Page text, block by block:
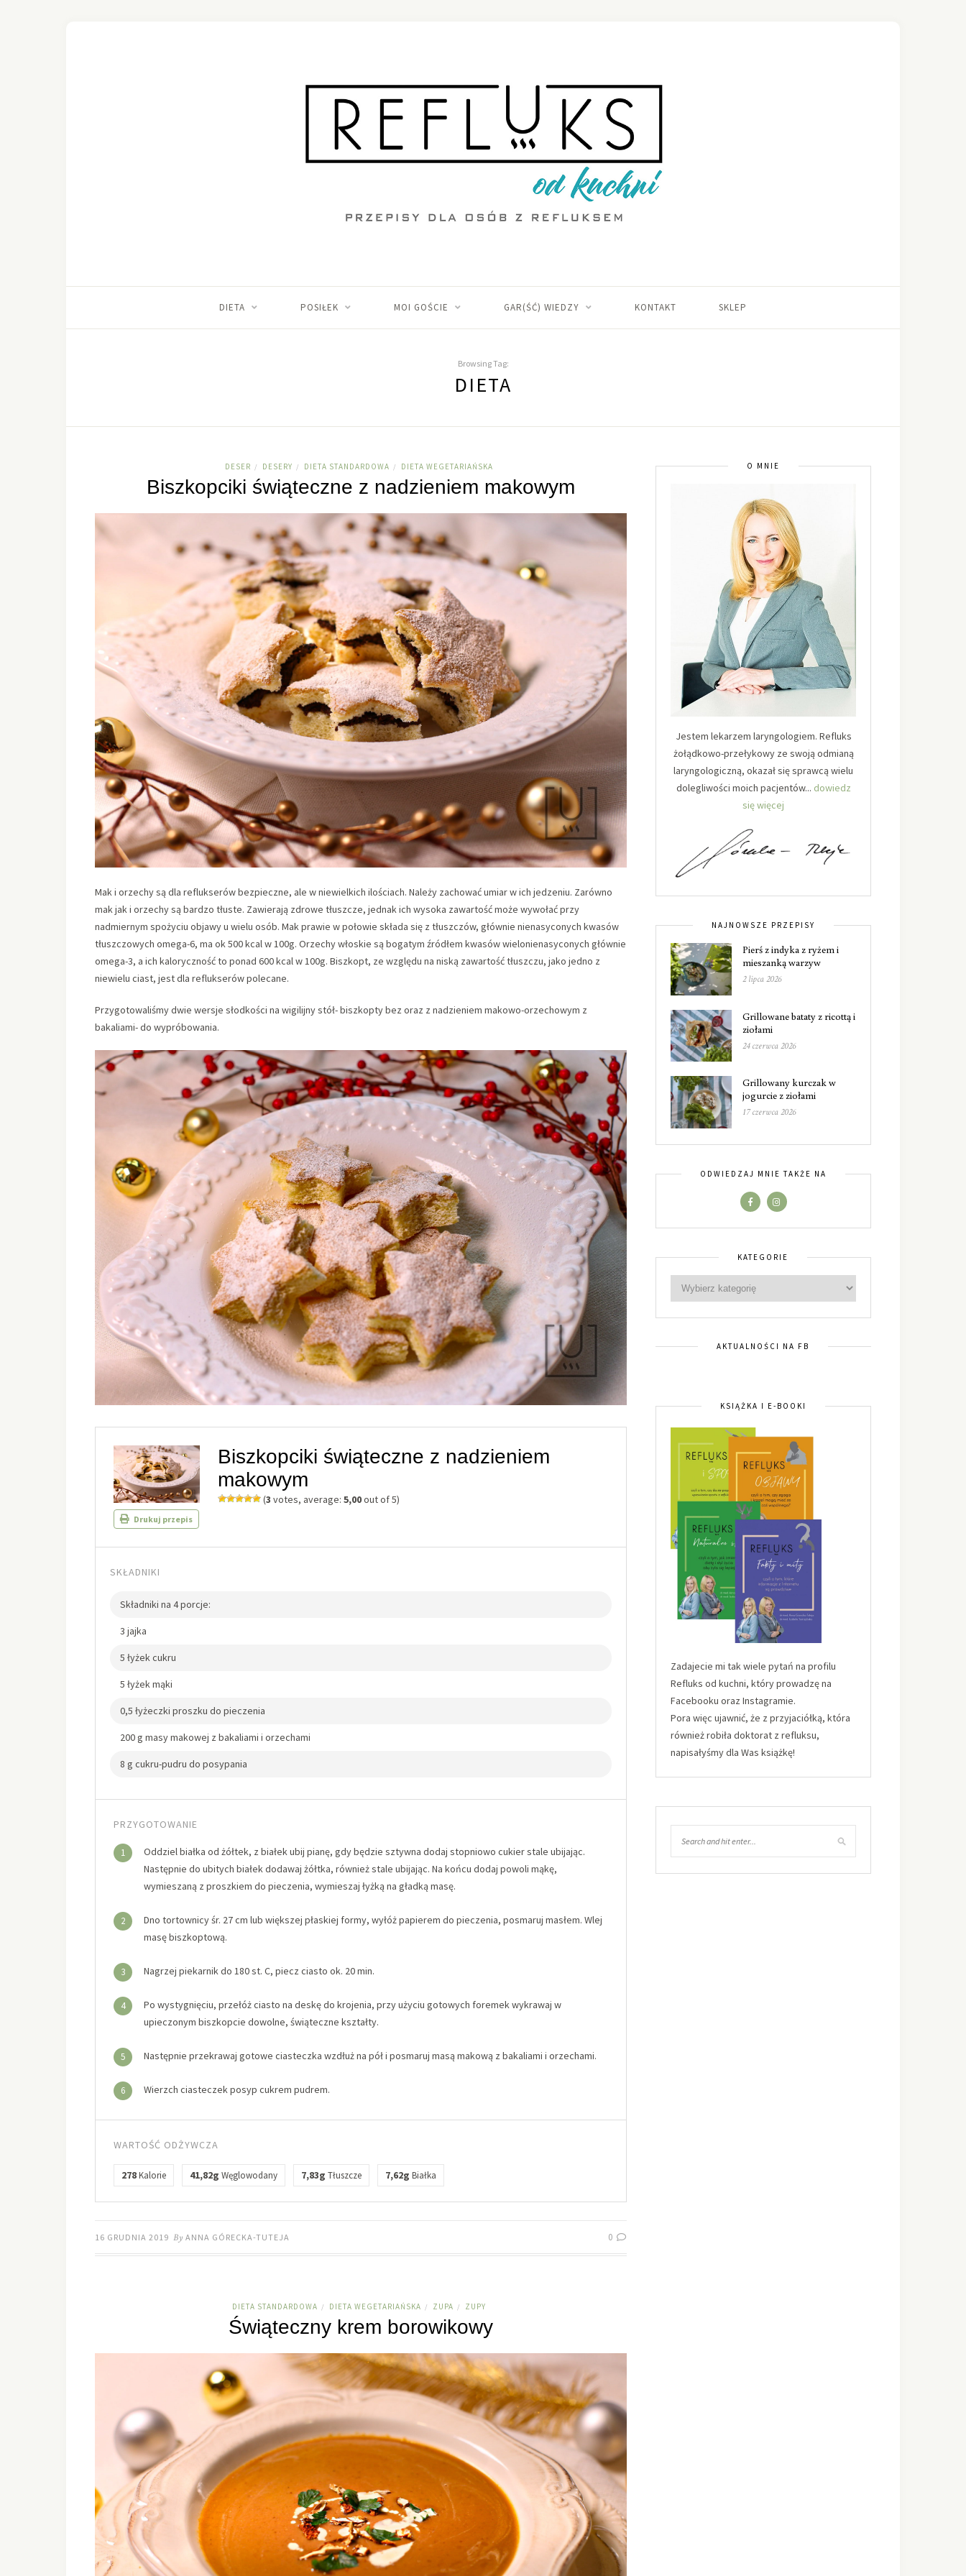
DIETA POSIŁEK MOI GOŚCIE GAR(ŚĆ) WIEDZY KONTAKT SKLEP
Browsing Tag:
DIETA
DESER / DESERY / DIETA STANDARDOWA / DIETA WEGETARIAŃSKA
Biszkopciki świąteczne z nadzieniem makowym
Mak i orzechy są dla reflukserów bezpieczne, ale w niewielkich ilościach. Należy zachować umiar w ich jedzeniu. Zarówno
mak jak i orzechy są bardzo tłuste. Zawierają zdrowe tłuszcze, jednak ich wysoka zawartość może wywołać przy
nadmiernym spożyciu objawy u wielu osób. Mak prawie w połowie składa się z tłuszczów, głównie nienasyconych kwasów
tłuszczowych omega-6, ma ok 500 kcal w 100g. Orzechy włoskie są bogatym źródłem kwasów wielonienasyconych głównie
omega-3, a ich kaloryczność to ponad 600 kcal w 100g. Biszkopt, ze względu na niską zawartość tłuszczu, jako jedno z
niewielu ciast, jest dla reflukserów polecane.
Przygotowaliśmy dwie wersje słodkości na wigilijny stół- biszkopty bez oraz z nadzieniem makowo-orzechowym z
bakaliami- do wypróbowania.
Drukuj przepis
Biszkopciki świąteczne z nadzieniem
makowym
(3 votes, average: 5,00out of 5)
SKŁADNIKI
Składniki na 4 porcje:
3 jajka
5 łyżek cukru
5 łyżek mąki
0,5 łyżeczki proszku do pieczenia
200 g masy makowej z bakaliami i orzechami
8 g cukru-pudru do posypania
PRZYGOTOWANIE
1
Oddziel białka od żółtek, z białek ubij pianę, gdy będzie sztywna dodaj stopniowo cukier stale ubijając.
Następnie do ubitych białek dodawaj żółtka, również stale ubijając. Na końcu dodaj powoli mąkę,
wymieszaną z proszkiem do pieczenia, wymieszaj łyżką na gładką masę.
2
Dno tortownicy śr. 27 cm lub większej płaskiej formy, wyłóż papierem do pieczenia, posmaruj masłem. Wlej
masę biszkoptową.
3 Nagrzej piekarnik do 180 st. C, piecz ciasto ok. 20 min.
4
Po wystygnięciu, przełóż ciasto na deskę do krojenia, przy użyciu gotowych foremek wykrawaj w
upieczonym biszkopcie dowolne, świąteczne kształty.
5 Następnie przekrawaj gotowe ciasteczka wzdłuż na pół i posmaruj masą makową z bakaliami i orzechami.
6 Wierzch ciasteczek posyp cukrem pudrem.
WARTOŚĆ ODŻYWCZA
278Kalorie 41,82g Węglowodany 7,83g Tłuszcze 7,62g Białka
16 GRUDNIA 2019 By ANNA GÓRECKA-TUTEJA 0
DIETA STANDARDOWA / DIETA WEGETARIAŃSKA / ZUPA / ZUPY
Świąteczny krem borowikowy
O MNIE
Jestem lekarzem laryngologiem. Refluks
żołądkowo-przełykowy ze swoją odmianą
laryngologiczną, okazał się sprawcą wielu
dolegliwości moich pacjentów... dowiedz
się więcej
NAJNOWSZE PRZEPISY
Pierś z indyka z ryżem i
mieszanką warzyw
2 lipca 2026
Grillowane bataty z ricottą i
ziołami
24 czerwca 2026
Grillowany kurczak w
jogurcie z ziołami
17 czerwca 2026
ODWIEDZAJ MNIE TAKŻE NA
KATEGORIE
AKTUALNOŚCI NA FB
KSIĄŻKA I E-BOOKI
Zadajecie mi tak wiele pytań na profilu
Refluks od kuchni, który prowadzę na
Facebooku oraz Instagramie.
Pora więc ujawnić, że z przyjaciółką, która
również robiła doktorat z refluksu,
napisałyśmy dla Was książkę!